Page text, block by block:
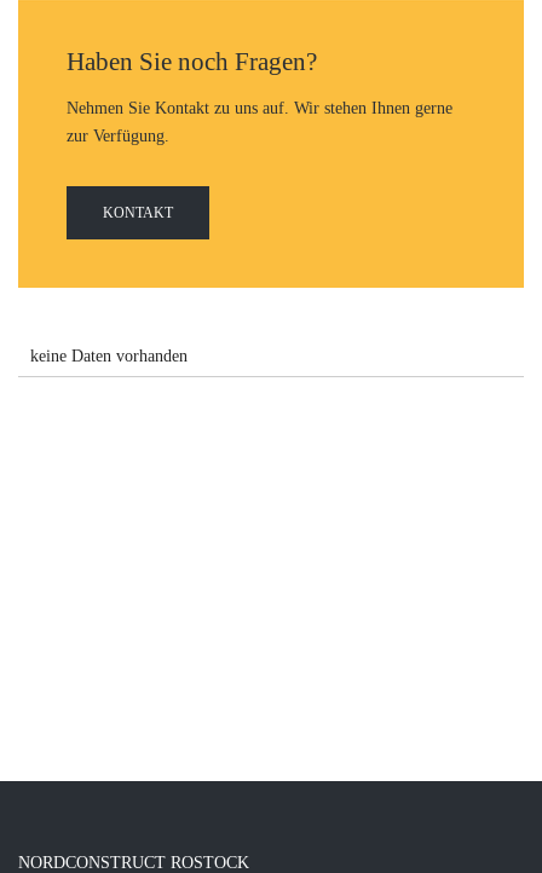
Haben Sie noch Fragen?
Nehmen Sie Kontakt zu uns auf. Wir stehen Ihnen gerne
zur Verfügung.
KONTAKT
keine Daten vorhanden
NORDCONSTRUCT ROSTOCK